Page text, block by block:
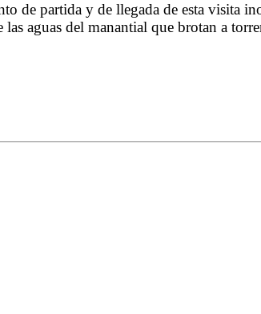
de partida y de llegada de esta visita
aguas del manantial que brotan a